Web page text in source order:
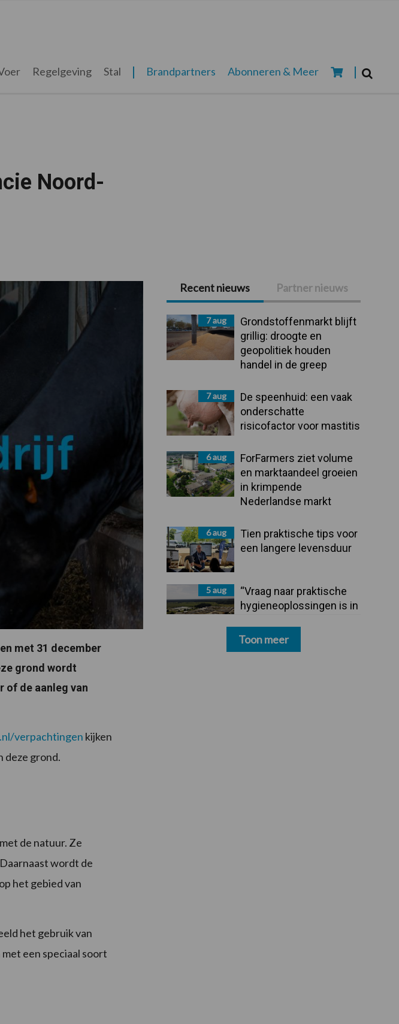
Regelgeving Stal Brandpartners Abonneren & Meer
Noord-
met 31 december
grond wordt
of de aanleg van
verpachtingen kijken
deze grond.
de natuur. Ze
wordt de
het gebied van
het gebruik van
een speciaal soort
Primaire
Sidebar
Recent nieuws Partner nieuws
7 aug
Grondstoffenmarkt blijft
grillig: droogte en
geopolitiek houden
handel in de greep
7 aug
De speenhuid: een vaak
onderschatte
risicofactor voor mastitis
6 aug
ForFarmers ziet volume
en marktaandeel groeien
in krimpende
Nederlandse markt
6 aug
Tien praktische tips voor
een langere levensduur
5 aug
“Vraag naar praktische
hygieneoplossingen is in
Toon meer